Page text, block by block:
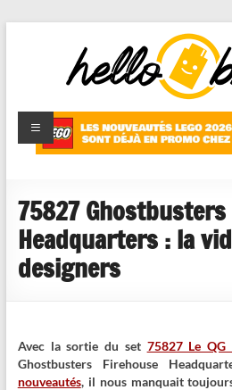
HelloBricks
Blog LEGO,
nouveaut�s
reviews
75827
Headquarters : la
designers
Avec la sortie du set 75827 Le QG
Ghostbusters Firehouse
nouveautés, il nous manquait